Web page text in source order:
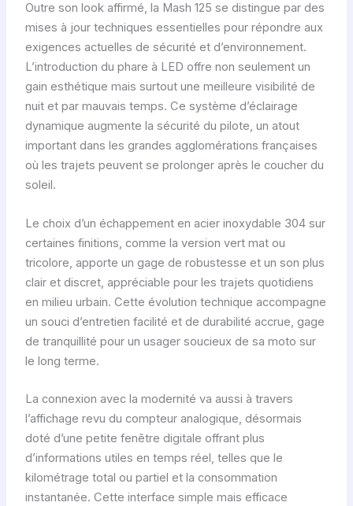
Outre son look affirmé, la Mash 125 se distingue par des
mises à jour techniques essentielles pour répondre aux
exigences actuelles de sécurité et d’environnement.
L’introduction du phare à LED offre non seulement un
gain esthétique mais surtout une meilleure visibilité de
nuit et par mauvais temps. Ce système d’éclairage
dynamique augmente la sécurité du pilote, un atout
important dans les grandes agglomérations françaises
où les trajets peuvent se prolonger après le coucher du
soleil.
Le choix d’un échappement en acier inoxydable 304 sur
certaines finitions, comme la version vert mat ou
tricolore, apporte un gage de robustesse et un son plus
clair et discret, appréciable pour les trajets quotidiens
en milieu urbain. Cette évolution technique accompagne
un souci d’entretien facilité et de durabilité accrue, gage
de tranquillité pour un usager soucieux de sa moto sur
le long terme.
La connexion avec la modernité va aussi à travers
l’affichage revu du compteur analogique, désormais
doté d’une petite fenêtre digitale offrant plus
d’informations utiles en temps réel, telles que le
kilométrage total ou partiel et la consommation
instantanée. Cette interface simple mais efficace